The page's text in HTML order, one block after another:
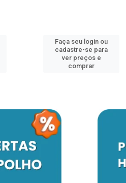
Faça seu login ou
cadastre-se para
ver preços e
comprar